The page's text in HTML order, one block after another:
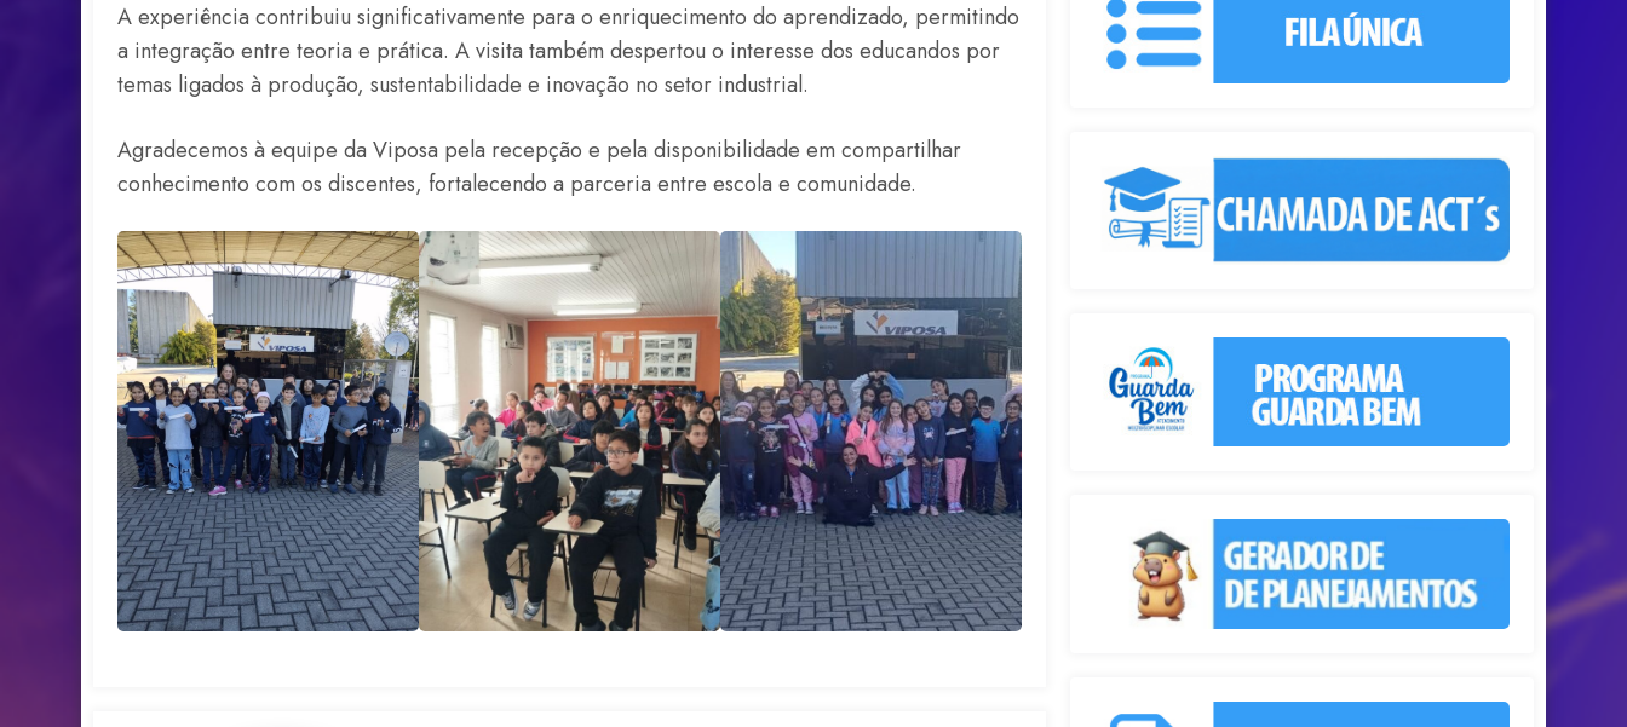
A experiência contribuiu significativamente para o enriquecimento do aprendizado, permitindo
a integração entre teoria e prática. A visita também despertou o interesse dos educandos por
temas ligados à produção, sustentabilidade e inovação no setor industrial.
Agradecemos à equipe da Viposa pela recepção e pela disponibilidade em compartilhar
conhecimento com os discentes, fortalecendo a parceria entre escola e comunidade.